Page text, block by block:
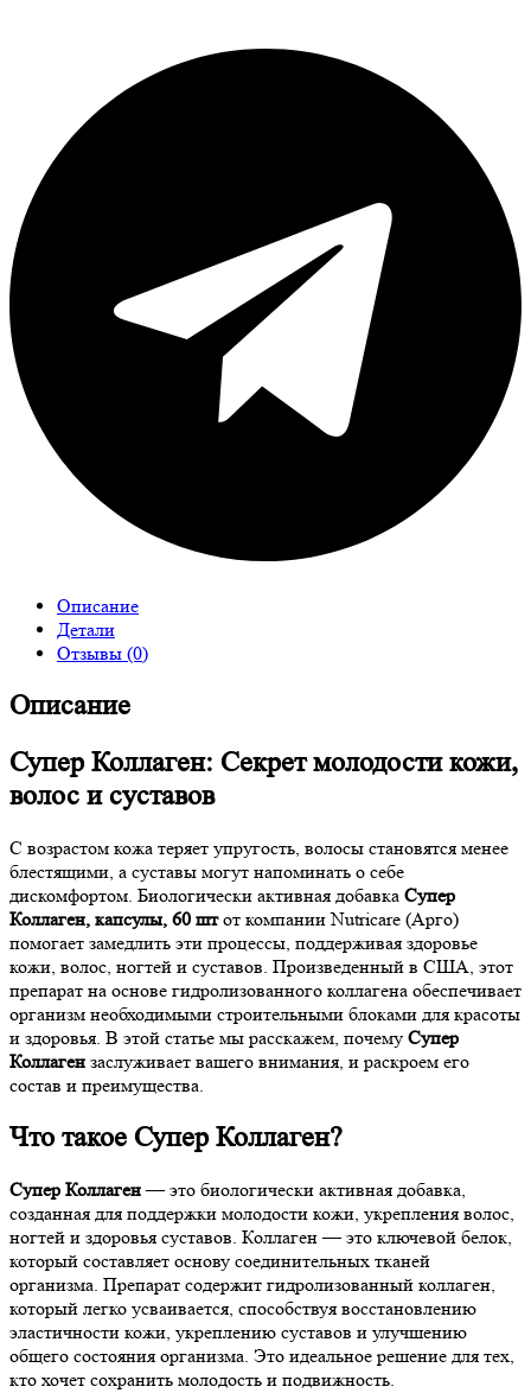
Описание
Детали
Отзывы (0)
Описание
Супер Коллаген: Секрет молодости кожи,
волос и суставов
С возрастом кожа теряет упругость, волосы становятся менее
блестящими, а суставы могут напоминать о себе
дискомфортом. Биологически активная добавка Супер
Коллаген, капсулы, 60 штот компании Nutricare (Арго)
помогает замедлить эти процессы, поддерживая здоровье
кожи, волос, ногтей и суставов. Произведенный в США, этот
препарат на основе гидролизованного коллагена обеспечивает
организм необходимыми строительными блоками для красоты
и здоровья. В этой статье мы расскажем, почему Супер
Коллаген заслуживает вашего внимания, и раскроем его
состав и преимущества.
Что такое Супер Коллаген?
Супер Коллаген— это биологически активная добавка,
созданная для поддержки молодости кожи, укрепления волос,
ногтей и здоровья суставов. Коллаген — это ключевой белок,
который составляет основу соединительных тканей
организма. Препарат содержит гидролизованный коллаген,
который легко усваивается, способствуя восстановлению
эластичности кожи, укреплению суставов и улучшению
общего состояния организма. Это идеальное решение для тех,
кто хочет сохранить молодость и подвижность.